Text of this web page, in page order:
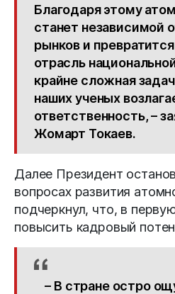
Благодаря этому
станет независимой
рынков и
отрасль
крайне сложная
наших ученых
ответственность, –
Жомарт Токаев.
Далее Президент
вопросах развития
подчеркнул, что, в
повысить кадровый
– В стране остро